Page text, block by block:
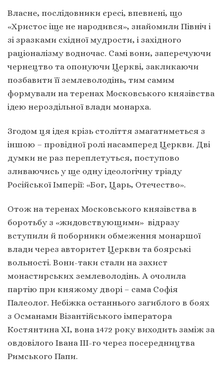
Власне, послідовники єресі, впевнені, що
«Христос іще не народився», знайомили Північ і
зі зразками східної мудрости, і західного
раціоналізму водночас. Самі вони, заперечуючи
чернецтво та опонуючи Церкві, закликаючи
позбавити її землеволодінь, тим самим
формували на теренах Московського князівства
ідею нероздільної влади монарха.
Згодом ця ідея крізь століття змагатиметься з
іншою – провідної ролі насамперед Церкви. Дві
думки не раз переплетуться, поступово
зливаючись у ще одну ідеологічну тріаду
Російської Імперії: «Бог, Царь, Отечество».
Отож на теренах Московського князівства в
боротьбу з «жидовствующими» відразу
вступили й поборники обмеження монаршої
влади через авторитет Церкви та боярські
вольності. Вони-таки стали на захист
монастирських землеволодінь. А очолила
партію при княжому дворі – сама Софія
Палеолог. Небіжка останнього загиблого в боях
з Османами Візантійського імператора
Костянтина ХІ, вона 1472 року виходить заміж за
овдовілого Івана ІІІ-го через посередництва
Римського Папи.